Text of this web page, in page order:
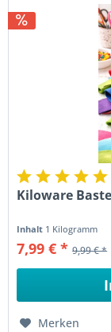
Kiloware
Inhalt 1 Kilogramm
7,99 € * 9,99 € *
Merken